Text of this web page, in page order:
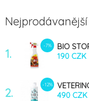
Nejprodávanější
1.
-7%
BIO
190 CZK
2.
-12%
250ml
490 CZK